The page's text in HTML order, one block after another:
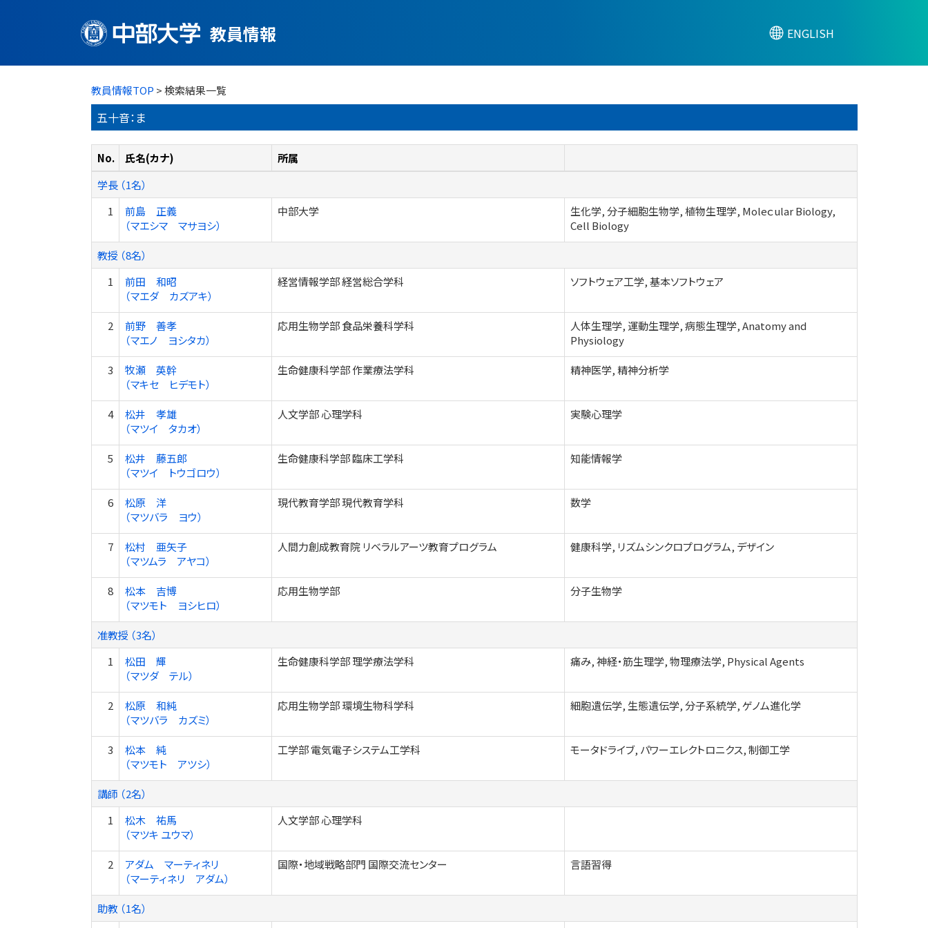
教員情報 ENGLISH
教員情報TOP > 検索結果一覧
五十音：ま
No. 氏名(カナ)
所属
学長 （1名）
1
前島 正義
（マエシマ マサヨシ）
中部大学
生化学, 分子細胞生物学, 植物生理学, Moleｃular Biology,
Cell Biology
教授 （8名）
1
前田 和昭
（マエダ カズアキ）
経営情報学部 経営総合学科 ソフトウェア工学, 基本ソフトウェア
2
前野 善孝
（マエノ ヨシタカ）
応用生物学部 食品栄養科学科
人体生理学, 運動生理学, 病態生理学, Anatomy and
Physiology
3
牧瀬 英幹
（マキセ ヒデモト）
生命健康科学部 作業療法学科 精神医学, 精神分析学
4
松井 孝雄
（マツイ タカオ）
人文学部 心理学科 実験心理学
5
松井 藤五郎
（マツイ トウゴロウ）
生命健康科学部 臨床工学科 知能情報学
6
松原 洋
（マツバラ ヨウ）
現代教育学部 現代教育学科 数学
7
松村 亜矢子
（マツムラ アヤコ）
人間力創成教育院 リベラルアーツ教育プログラム 健康科学, リズムシンクロプログラム, デザイン
8
松本 吉博
（マツモト ヨシヒロ）
応用生物学部 分子生物学
准教授 （3名）
1
松田 輝
（マツダ テル）
生命健康科学部 理学療法学科 痛み, 神経・筋生理学, 物理療法学, Physical Agents
2
松原 和純
（マツバラ カズミ）
応用生物学部 環境生物科学科 細胞遺伝学, 生態遺伝学, 分子系統学, ゲノム進化学
3
松本 純
（マツモト アツシ）
工学部 電気電子システム工学科 モータドライブ, パワーエレクトロニクス, 制御工学
講師 （2名）
1
松木 祐馬
（マツキ ユウマ）
人文学部 心理学科
2
アダム マーティネリ
（マーティネリ アダム）
国際・地域戦略部門 国際交流センター 言語習得
助教 （1名）